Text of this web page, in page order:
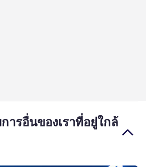
ารอื่นของเราที่อยู่ใกล้